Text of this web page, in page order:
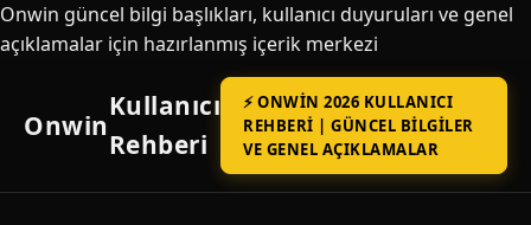
Onwin güncel bilgi başlıkları, kullanıcı duyuruları ve genel
açıklamalar için hazırlanmış içerik merkezi
Onwin
Kullanıcı
Rehberi
⚡ ONWIN 2026 KULLANICI
REHBERI | GÜNCEL BILGILER
VE GENEL AÇIKLAMALAR